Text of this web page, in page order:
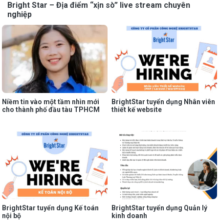
Bright Star – Địa điểm “xịn sò” live stream chuyên
nghiệp
Niềm tin vào một tầm nhìn mới
cho thành phố đầu tàu TPHCM
BrightStar tuyển dụng Nhân viên
thiết kế website
BrightStar tuyển dụng Kế toán
nội bộ
BrightStar tuyển dụng Quản lý
kinh doanh